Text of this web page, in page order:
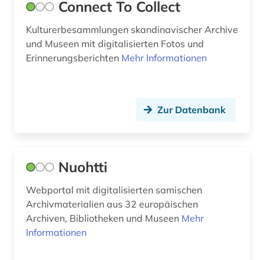
siegel (1)
skandinavien (4)
sowjetunion (1)
söderholm, kerstin | schriftstellerin (1)
tagebuch (1)
Connect To Collect
Kulturerbesammlungen skandinavischer Archive
und Museen mit digitalisierten Fotos und
Erinnerungsberichten Mehr Informationen
Zur Datenbank
Nuohtti
Webportal mit digitalisierten samischen
Archivmaterialien aus 32 europäischen
Archiven, Bibliotheken und Museen Mehr
Informationen